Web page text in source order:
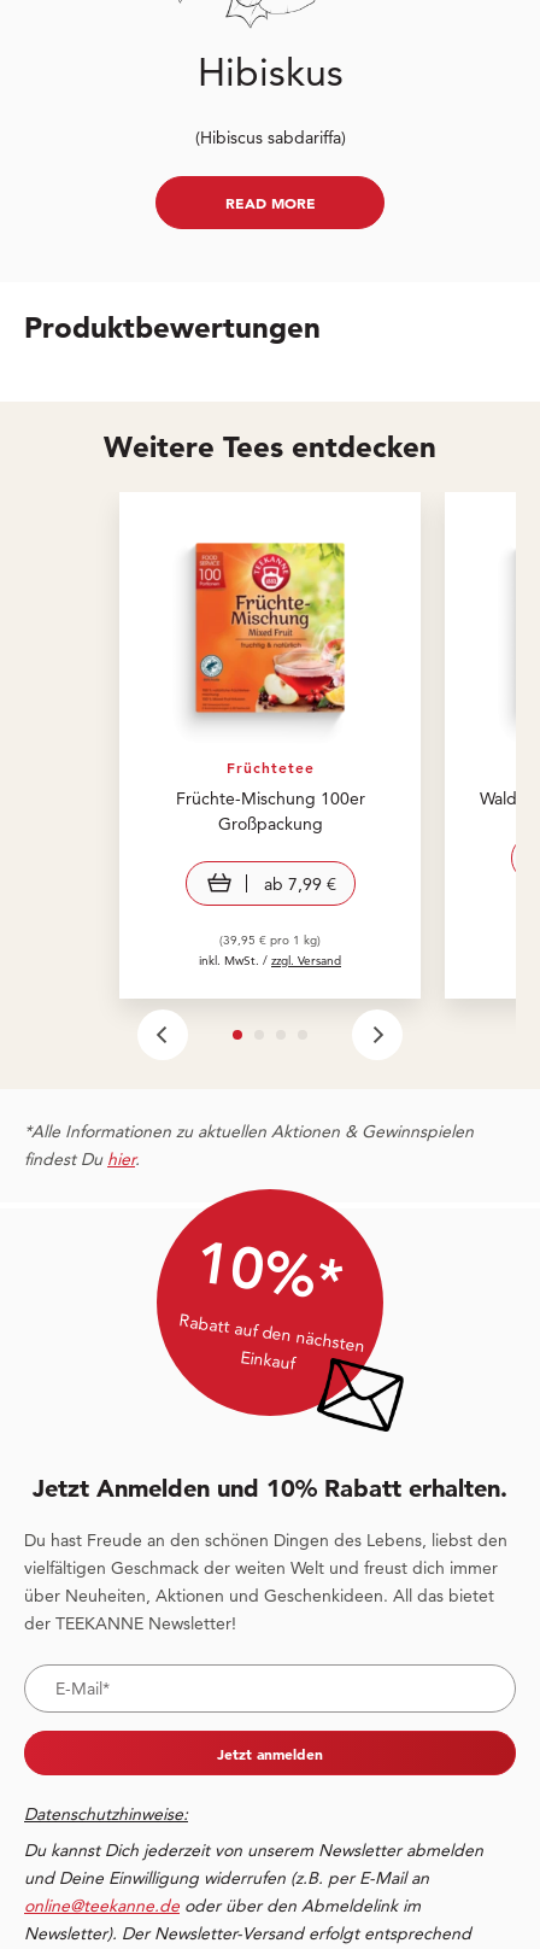
Hibiskus
(Hibiscus sabdariffa)
READ MORE
Produktbewertungen
Weitere Tees entdecken
Früchtetee
Früchte-Mischung 100er
Großpackung
view product
ab 7,99 €
(39,95 € pro 1 kg)
inkl. MwSt. / zzgl. Versand
*Alle Informationen zu aktuellen Aktionen & Gewinnspielen
findest Du hier.
10%*
Rabatt auf den nächsten
Einkauf
Jetzt Anmelden und 10% Rabatt erhalten.
Du hast Freude an den schönen Dingen des Lebens, liebst den
vielfältigen Geschmack der weiten Welt und freust dich immer
über Neuheiten, Aktionen und Geschenkideen. All das bietet
der TEEKANNE Newsletter!
Jetzt anmelden
Datenschutzhinweise:
Du kannst Dich jederzeit von unserem Newsletter abmelden
und Deine Einwilligung widerrufen (z.B. per E-Mail an
online@teekanne.de oder über den Abmeldelink im
Newsletter). Der Newsletter-Versand erfolgt entsprechend